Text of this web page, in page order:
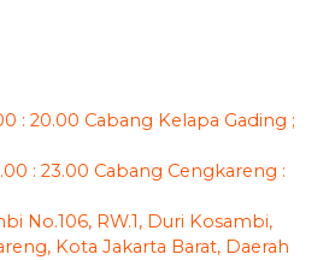
: 20.00 Cabang Kelapa Gading ;
: 23.00 Cabang Cengkareng :
No.106, RW.1, Duri Kosambi,
Kota Jakarta Barat, Daerah